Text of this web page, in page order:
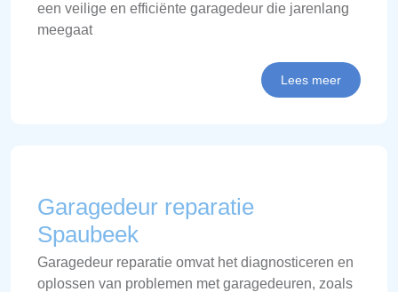
een veilige en efficiënte garagedeur die jarenlang
meegaat
Lees meer
Garagedeur reparatie
Spaubeek
Garagedeur reparatie omvat het diagnosticeren en
oplossen van problemen met garagedeuren, zoals